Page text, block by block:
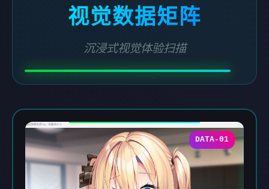
视觉数据矩阵
沉浸式视觉体验扫描
DATA-01